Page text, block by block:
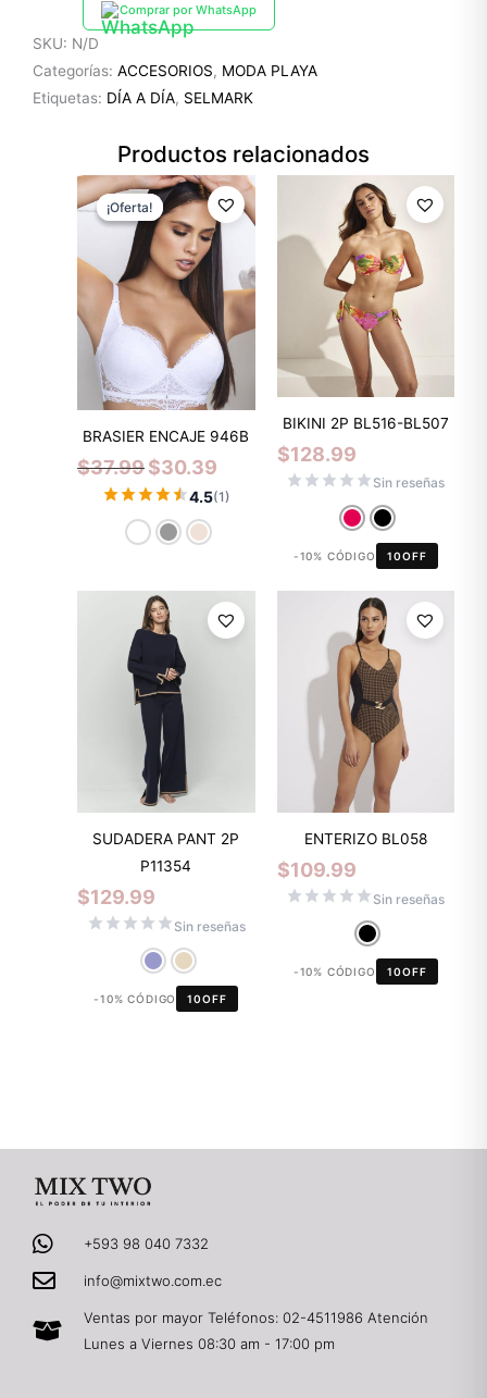
Comprar por WhatsApp
SKU: N/D
Categorías: ACCESORIOS, MODA PLAYA
Etiquetas: DÍA A DÍA, SELMARK
Productos relacionados
¡Oferta!
¡Oferta!
BRASIER ENCAJE 946B
$37.99
El
precio
original
era:
$37.99.
$30.39
El
precio
actual
es:
4.5(1)
BIKINI 2P BL516-BL507
$128.99
Sin reseñas
-10% CÓDIGO 10OFF
SUDADERA PANT 2P
P11354
$129.99
Sin reseñas
-10% CÓDIGO 10OFF
ENTERIZO BL058
$109.99
Sin reseñas
-10% CÓDIGO 10OFF
+593 98 040 7332
info@mixtwo.com.ec
Ventas por mayor Teléfonos: 02-4511986 Atención
Lunes a Viernes 08:30 am - 17:00 pm